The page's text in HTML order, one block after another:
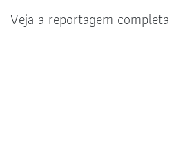
Veja a reportagem completa